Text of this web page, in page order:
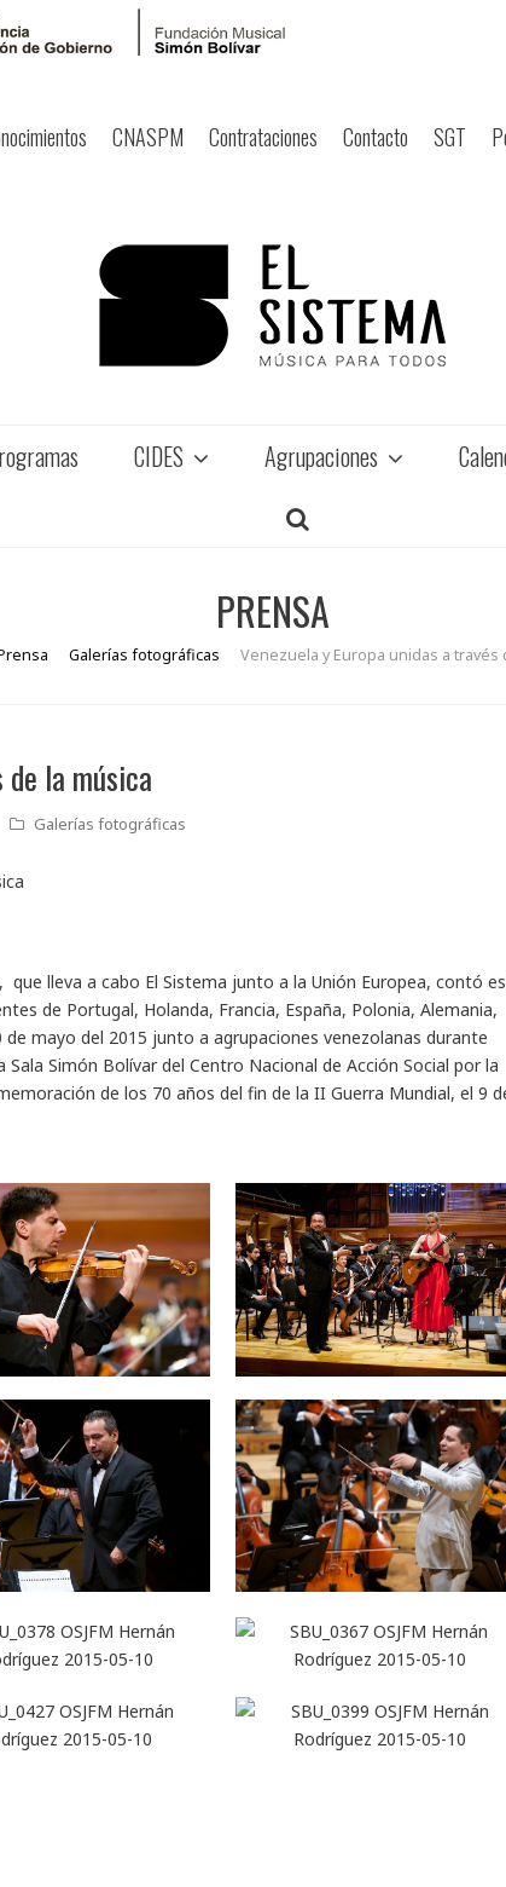
CNASPM Contrataciones Contacto SGT
CIDES Agrupaciones
PRENSA
Galerías fotográficas Venezuela y Europa unidas a través
de la música
Galerías fotográficas
lleva a cabo El Sistema junto a la Unión Europea, contó
de Portugal, Holanda, Francia, España, Polonia, Alemania,
mayo del 2015 junto a agrupaciones venezolanas durante
Simón Bolívar del Centro Nacional de Acción Social por la
de los 70 años del fin de la II Guerra Mundial, el 9